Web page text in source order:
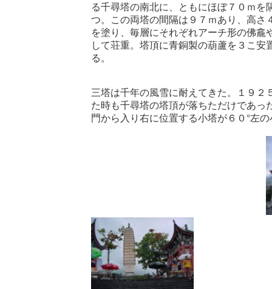
る千尋塔の南北に、ともにほぼ７０ｍ
つ。この両塔の間隔は９７ｍあり、高さ
を塗り、毎層にそれぞれアーチ形の佛
して荘重。塔頂に青銅製の葫蘆を３こ安
る。
三塔は千年の風雪に耐えてきた。１９
た時も千尋塔の塔頂が落ちただけであ
門から入り右に位置する小塔が６０°左